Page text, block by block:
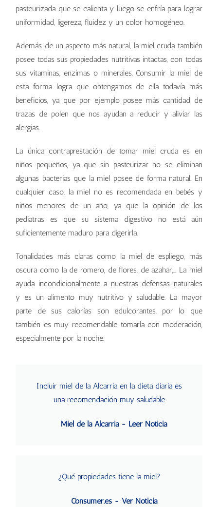
pasteurizada que se calienta y luego se enfría para lograr
uniformidad, ligereza, fluidez y un color homogéneo.
Además de un aspecto más natural, la miel cruda también
posee todas sus propiedades nutritivas intactas, con todas
sus vitaminas, enzimas o minerales. Consumir la miel de
esta forma logra que obtengamos de ella todavía más
beneficios, ya que por ejemplo posee más cantidad de
trazas de polen que nos ayudan a reducir y aliviar las
alergias.
La única contraprestación de tomar miel cruda es en
niños pequeños, ya que sin pasteurizar no se eliminan
algunas bacterias que la miel posee de forma natural. En
cualquier caso, la miel no es recomendada en bebés y
niños menores de un año, ya que la opinión de los
pediatras es que su sistema digestivo no está aún
suficientemente maduro para digerirla.
Tonalidades más claras como la miel de espliego, más
oscura como la de romero, de flores, de azahar,… La miel
ayuda incondicionalmente a nuestras defensas naturales
y es un alimento muy nutritivo y saludable. La mayor
parte de sus calorías son edulcorantes, por lo que
también es muy recomendable tomarla con moderación,
especialmente por la noche.
Incluir miel de la Alcarria en la dieta diaria es
una recomendación muy saludable
Miel de la Alcarria - Leer Noticia
¿Qué propiedades tiene la miel?
Consumer.es - Ver Noticia